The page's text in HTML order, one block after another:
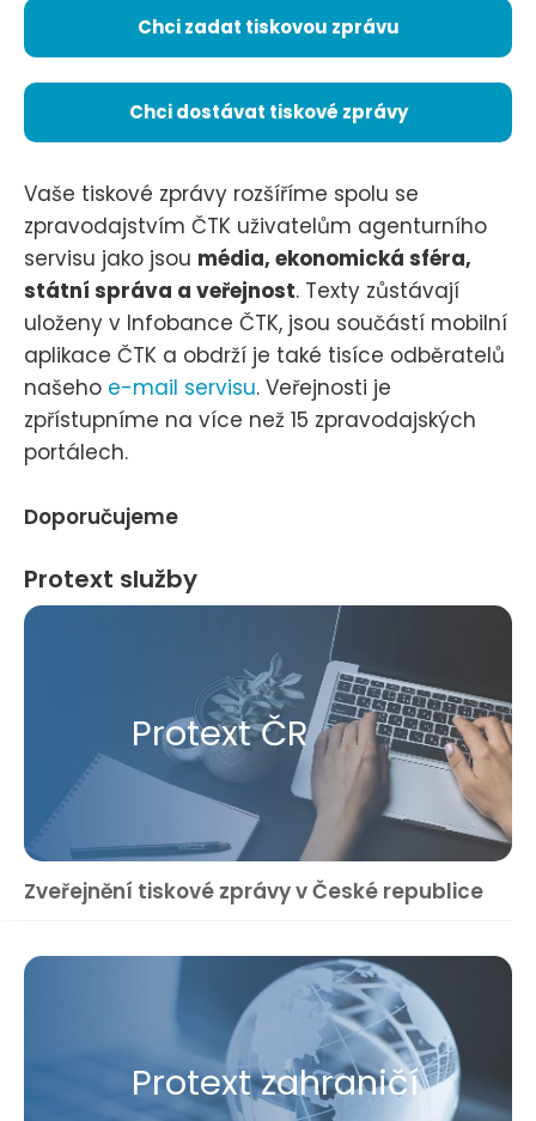
Chci zadat tiskovou zprávu
Chci dostávat tiskové zprávy
Vaše tiskové zprávy rozšíříme spolu se
zpravodajstvím ČTK uživatelům agenturního
servisu jako jsou média, ekonomická sféra,
státní správa a veřejnost. Texty zůstávají
uloženy v Infobance ČTK, jsou součástí mobilní
aplikace ČTK a obdrží je také tisíce odběratelů
našeho e-mail servisu. Veřejnosti je
zpřístupníme na více než 15 zpravodajských
portálech.
Doporučujeme
Protext služby
Protext ČR
Zveřejnění tiskové zprávy v České republice
Protext zahraničí